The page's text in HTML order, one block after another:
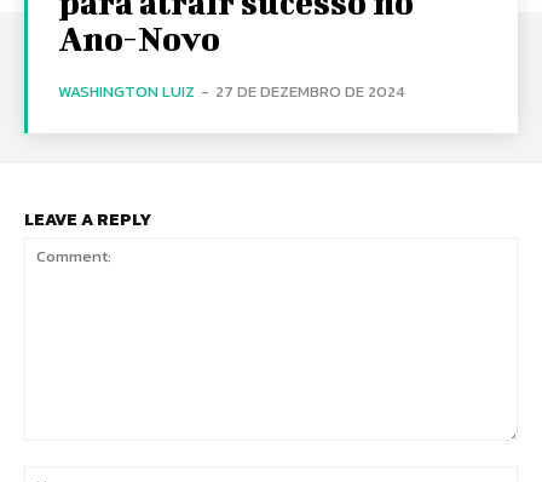
Ano-Novo
WASHINGTON LUIZ - 27 DE DEZEMBRO DE 2024
LEAVE A REPLY